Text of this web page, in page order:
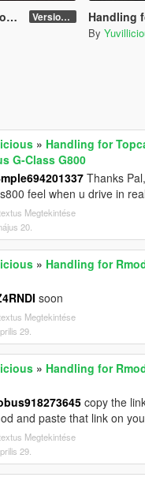
Version 1.0 Handling for Topcar-
By
» Handling for
G-Class G800
Thanks
feel when u drive in
Megtekintése
20.
» Handling for
soon
Megtekintése
29.
» Handling for
copy the
and paste that link on
Megtekintése
29.